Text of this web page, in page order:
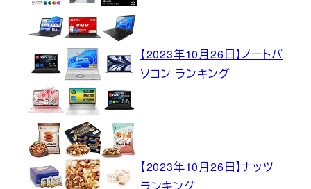
【2023年10月26日】ノートパ
ソコン ランキング
【2023年10月26日】ナッツ